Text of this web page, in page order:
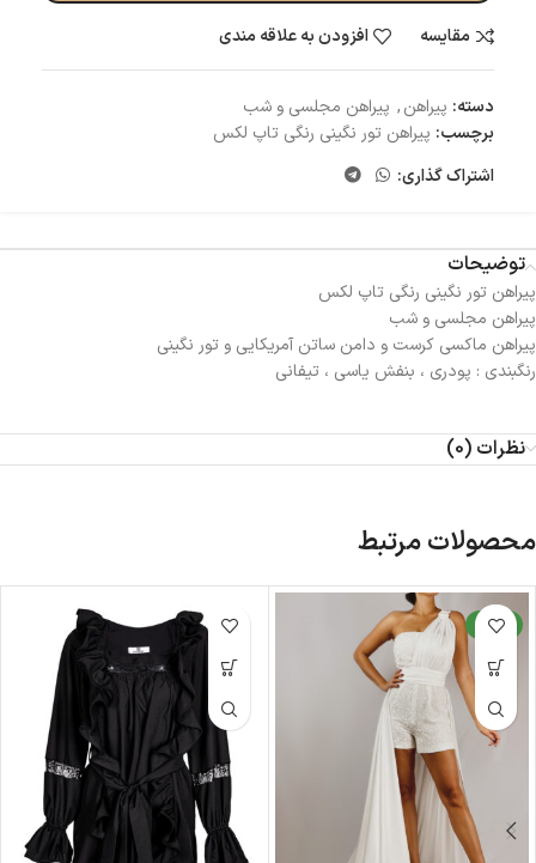
مقایسه
افزودن به علاقه مندی
دسته: پیراهن, پیراهن مجلسی و شب
برچسب: پیراهن تور نگینی رنگی تاپ لکس
اشتراک گذاری:
توضیحات
پیراهن تور نگینی رنگی تاپ لکس
پیراهن مجلسی و شب
پیراهن ماکسی کرست و دامن ساتن آمریکایی و تور نگینی
رنگبندی : پودری ، بنفش یاسی ، تیفانی
نظرات (0)
محصولات مرتبط
جدید